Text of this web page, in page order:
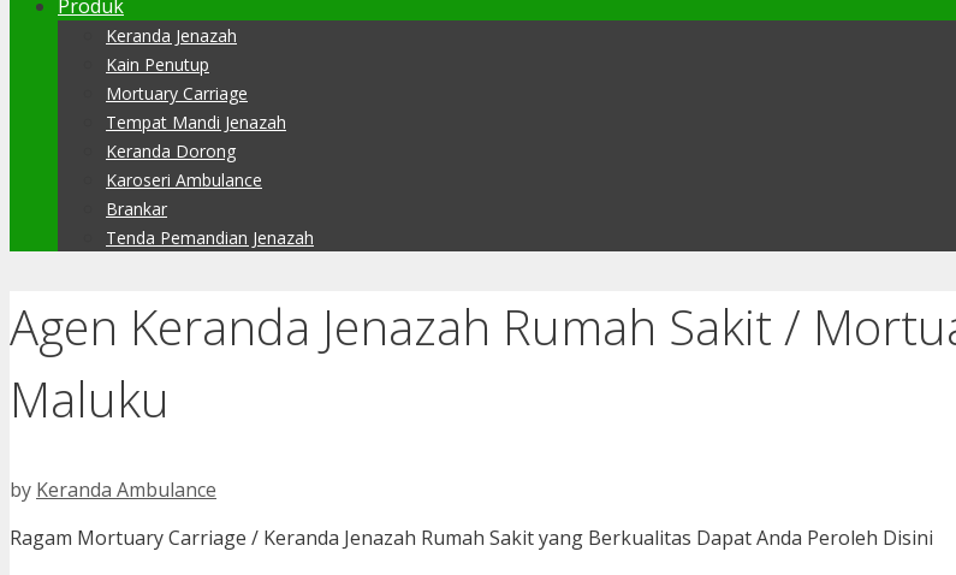
Produk
Keranda Jenazah
Kain Penutup
Mortuary Carriage
Tempat Mandi Jenazah
Keranda Dorong
Karoseri Ambulance
Brankar
Tenda Pemandian Jenazah
Agen Keranda Jenazah Rumah Sakit /
Maluku
by Keranda Ambulance
Ragam Mortuary Carriage / Keranda Jenazah Rumah Sakit yang Berkualitas Dapat Anda Peroleh Disini